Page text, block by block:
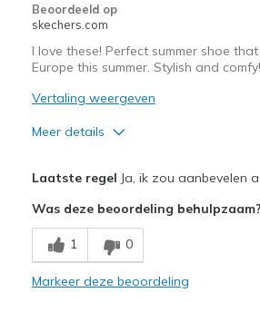
Beoordeeld op
skechers.com
I love these! Perfect summer shoe
Europe this summer. Stylish and comfy!
Vertaling weergeven
Meer details
Breathe Well
Comfortable
Laatste regel Ja, ik zou aanbevelen
Was deze beoordeling behulpzaam?
1 0
Markeer deze beoordeling